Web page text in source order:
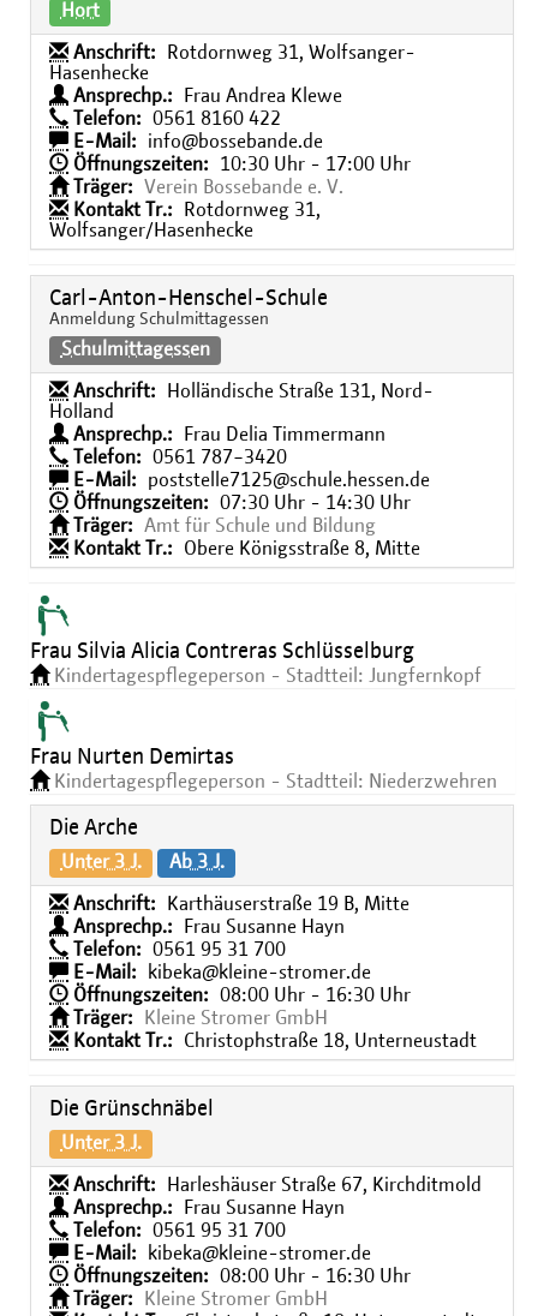
Hort
Anschrift:
Rotdornweg 31, Wolfsanger-
Hasenhecke
Ansprechp.:
Frau Andrea Klewe
Telefon:
0561 8160 422
E-Mail:
info@bossebande.de
Öffnungszeiten:
10:30 Uhr - 17:00 Uhr
Träger:
Verein Bossebande e. V.
Kontakt Tr.:
Rotdornweg 31,
Wolfsanger/Hasenhecke
Carl-Anton-Henschel-Schule
Anmeldung Schulmittagessen
Schulmittagessen
Anschrift:
Holländische Straße 131, Nord-
Holland
Ansprechp.:
Frau Delia Timmermann
Telefon:
0561 787−3420
E-Mail:
poststelle7125@schule.hessen.de
Öffnungszeiten:
07:30 Uhr - 14:30 Uhr
Träger:
Amt für Schule und Bildung
Kontakt Tr.:
Obere Königsstraße 8, Mitte
Frau Silvia Alicia Contreras Schlüsselburg
Kindertagespflegeperson - Stadtteil: Jungfernkopf
Frau Nurten Demirtas
Kindertagespflegeperson - Stadtteil: Niederzwehren
Die Arche
Unter 3 J. Ab 3 J.
Anschrift:
Karthäuserstraße 19 B, Mitte
Ansprechp.:
Frau Susanne Hayn
Telefon:
0561 95 31 700
E-Mail:
kibeka@kleine-stromer.de
Öffnungszeiten:
08:00 Uhr - 16:30 Uhr
Träger:
Kleine Stromer GmbH
Kontakt Tr.:
Christophstraße 18, Unterneustadt
Die Grünschnäbel
Unter 3 J.
Anschrift:
Harleshäuser Straße 67, Kirchditmold
Ansprechp.:
Frau Susanne Hayn
Telefon:
0561 95 31 700
E-Mail:
kibeka@kleine-stromer.de
Öffnungszeiten:
08:00 Uhr - 16:30 Uhr
Träger:
Kleine Stromer GmbH